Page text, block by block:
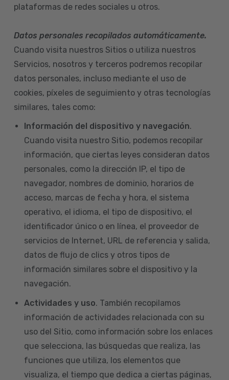
plataformas de redes sociales u otros.
Datos personales recopilados automáticamente.
Cuando visita nuestros Sitios o utiliza nuestros
Servicios, nosotros y terceros podremos recopilar
datos personales, incluso mediante el uso de
cookies, píxeles de seguimiento y otras tecnologías
similares, tales como:
Información del dispositivo y navegación.
Cuando visita nuestro Sitio, podemos recopilar
información, que ciertas leyes consideran datos
personales, como la dirección IP, el tipo de
navegador, nombres de dominio, horarios de
acceso, marcas de fecha y hora, el sistema
operativo, el idioma, el tipo de dispositivo, el
identificador único o en línea, el proveedor de
servicios de Internet, URL de referencia y salida,
datos de flujo de clics y otros tipos de
información similares sobre el dispositivo y la
navegación.
Actividades y uso. También recopilamos
información de actividades relacionada con su
uso del Sitio, como información sobre los enlaces
que selecciona, las búsquedas que realiza, las
funciones que utiliza, los elementos que
visualiza, el tiempo que dedica a ciertas páginas,